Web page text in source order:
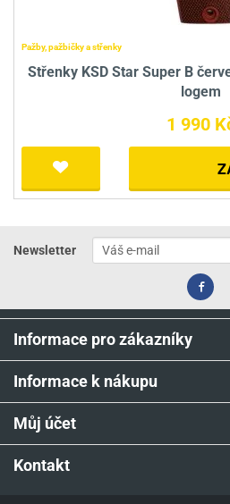
Pažby, pažbičky a střenky
Střenky KSD Star Super B
logem
1 990
Newsletter
Informace pro zákazníky
Informace k nákupu
Můj účet
Kontakt